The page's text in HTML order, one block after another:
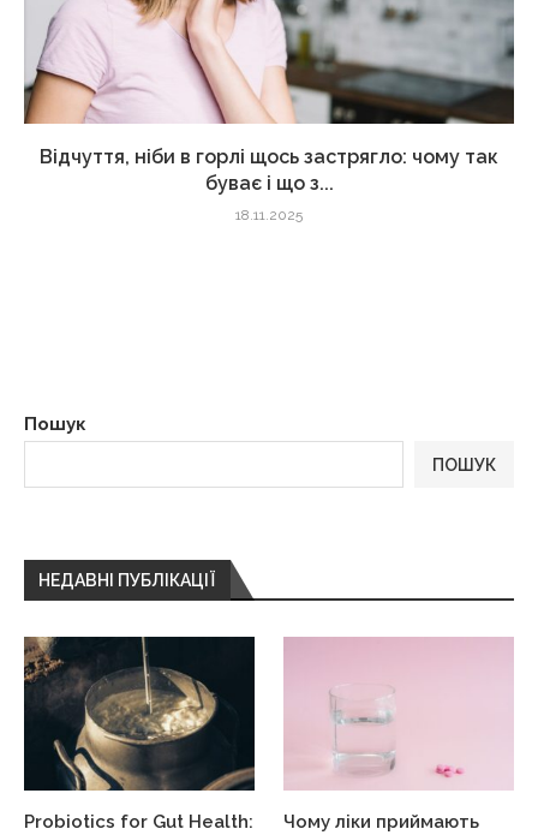
Відчуття, ніби в горлі щось застрягло: чому так
буває і що з...
18.11.2025
Пошук
ПОШУК
НЕДАВНІ ПУБЛІКАЦІЇ
Probiotics for Gut Health:
Чому ліки приймають